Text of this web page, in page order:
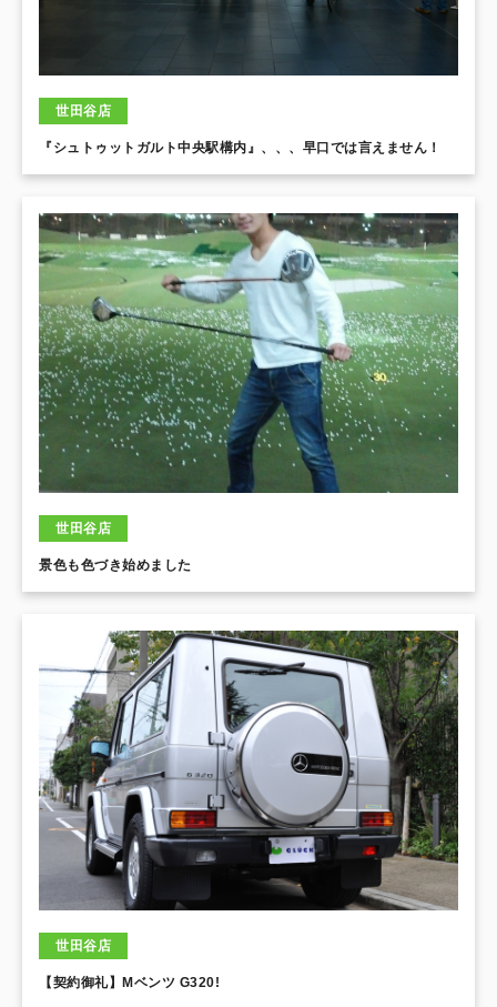
世田谷店
『シュトゥットガルト中央駅構内』、、、早口では言えません！
世田谷店
景色も色づき始めました
世田谷店
【契約御礼】Mベンツ G320!